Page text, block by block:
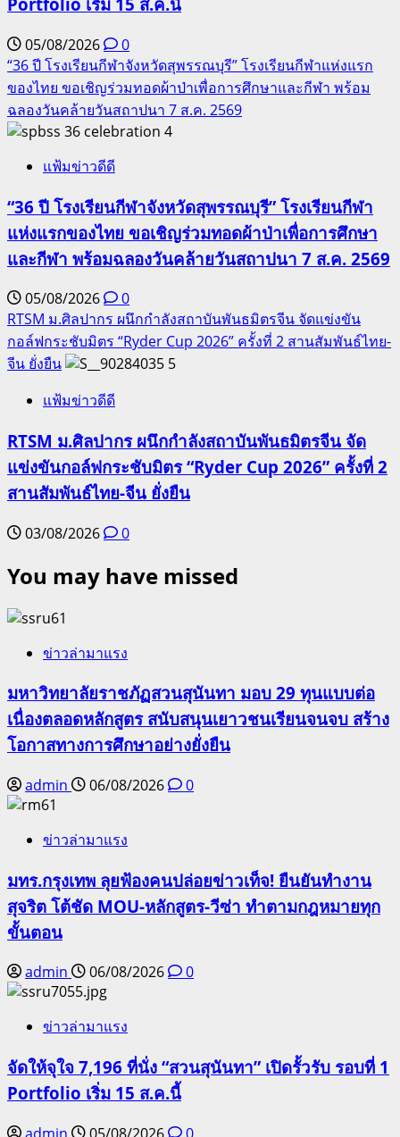
05/08/2026
0
“36 ปี โรงเรียนกีฬาจังหวัดสุพรรณบุรี” โรงเรียนกีฬาแห่งแรก
ของไทย ขอเชิญร่วมทอดผ้าป่าเพื่อการศึกษาและกีฬา พร้อม
ฉลองวันคล้ายวันสถาปนา 7 ส.ค. 2569
4
แฟ้มข่าวดีดี
“36 ปี โรงเรียนกีฬาจังหวัดสุพรรณบุรี” โรงเรียนกีฬา
แห่งแรกของไทย ขอเชิญร่วมทอดผ้าป่าเพื่อการศึกษา
และกีฬา พร้อมฉลองวันคล้ายวันสถาปนา 7 ส.ค. 2569
05/08/2026
0
RTSM ม.ศิลปากร ผนึกกำลังสถาบันพันธมิตรจีน จัดแข่งขัน
กอล์ฟกระชับมิตร “Ryder Cup 2026” ครั้งที่ 2 สานสัมพันธ์ไทย-
จีน ยั่งยืน
5
แฟ้มข่าวดีดี
RTSM ม.ศิลปากร ผนึกกำลังสถาบันพันธมิตรจีน จัด
แข่งขันกอล์ฟกระชับมิตร “Ryder Cup 2026” ครั้งที่ 2
สานสัมพันธ์ไทย-จีน ยั่งยืน
03/08/2026 0
You may have missed
ข่าวล่ามาแรง
มหาวิทยาลัยราชภัฏสวนสุนันทา มอบ 29 ทุนแบบต่อ
เนื่องตลอดหลักสูตร สนับสนุนเยาวชนเรียนจนจบ สร้าง
โอกาสทางการศึกษาอย่างยั่งยืน
admin 06/08/2026 0
ข่าวล่ามาแรง
มทร.กรุงเทพ ลุยฟ้องคนปล่อยข่าวเท็จ! ยืนยันทำงาน
สุจริต โต้ชัด MOU-หลักสูตร-วีซ่า ทำตามกฎหมายทุก
ขั้นตอน
admin 06/08/2026 0
ข่าวล่ามาแรง
จัดให้จุใจ 7,196 ที่นั่ง “สวนสุนันทา” เปิดรั้วรับ รอบที่ 1
Portfolio เริ่ม 15 ส.ค.นี้